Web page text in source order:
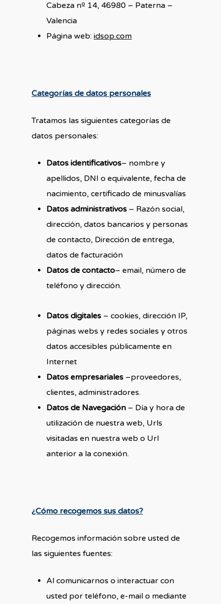
Cabeza nº 14, 46980 – Paterna –
Valencia
Página web: idsop.com
Categorías de datos personales
Tratamos las siguientes categorías de
datos personales:
Datos identificativos– nombre y
apellidos, DNI o equivalente, fecha de
nacimiento, certificado de minusvalías
Datos administrativos – Razón social,
dirección, datos bancarios y personas
de contacto, Dirección de entrega,
datos de facturación
Datos de contacto– email, número de
teléfono y dirección.
Datos digitales – cookies, dirección IP,
páginas webs y redes sociales y otros
datos accesibles públicamente en
Internet
Datos empresariales –proveedores,
clientes, administradores.
Datos de Navegación – Día y hora de
utilización de nuestra web, Urls
visitadas en nuestra web o Url
anterior a la conexión.
¿Cómo recogemos sus datos?
Recogemos información sobre usted de
las siguientes fuentes:
Al comunicarnos o interactuar con
usted por teléfono, e-mail o mediante